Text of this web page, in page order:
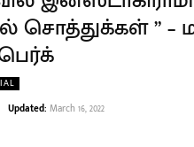
சொத்துக்கள் ” –
Updated: March 16, 2022